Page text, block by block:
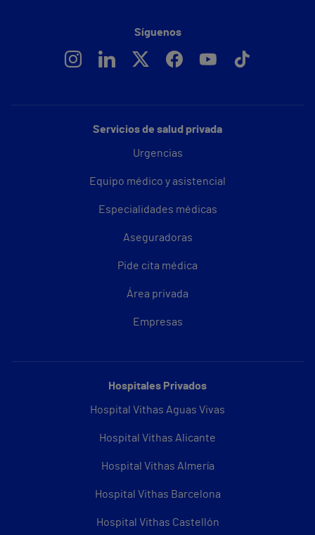
Servicios de salud privada
Urgencias
Equipo médico y asistencial
Especialidades médicas
Aseguradoras
Pide cita médica
Área privada
Empresas
Hospitales Privados
Hospital Vithas Aguas Vivas
Hospital Vithas Alicante
Hospital Vithas Almería
Hospital Vithas Barcelona
Hospital Vithas Castellón
Síguenos